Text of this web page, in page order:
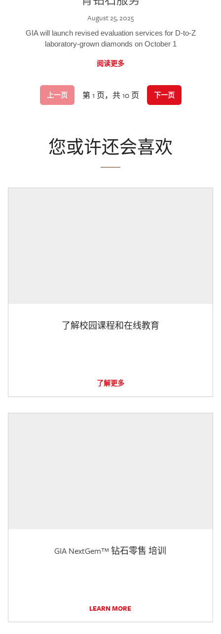
August 25, 2025
GIA will launch revised evaluation services for D-to-Z
laboratory-grown diamonds on October 1
阅读更多
上一页 第 1 页，共 10 页 下一页
您或许还会喜欢
了解校园课程和在线教育
了解更多
GIA NextGem™ 钻石零售 培训
LEARN MORE